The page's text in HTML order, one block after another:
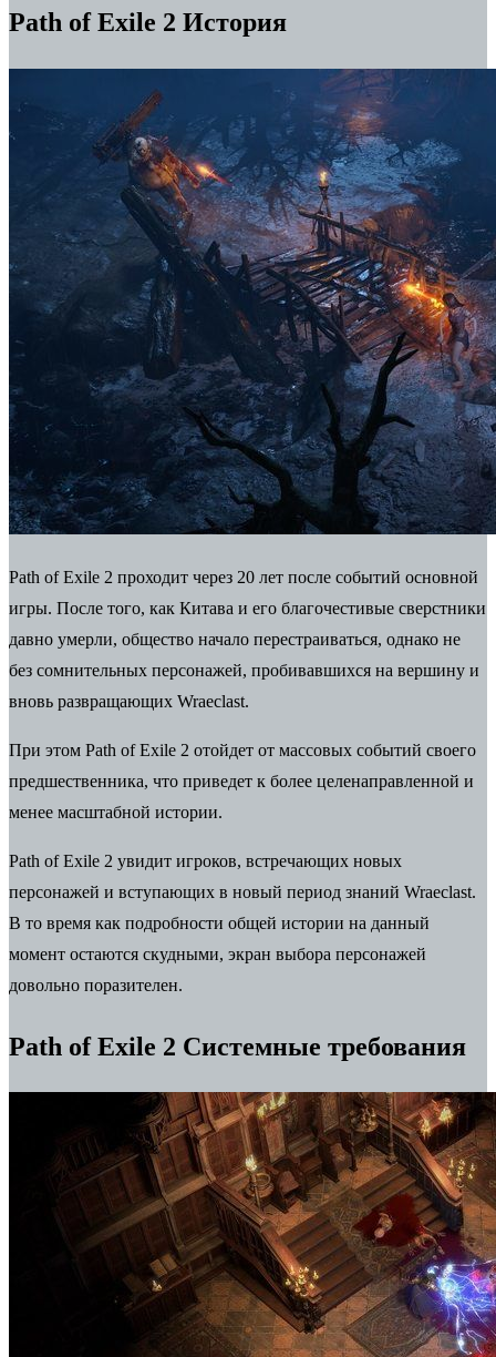
Path of Exile 2 История
Path of Exile 2 проходит через 20 лет после событий основной
игры. После того, как Китава и его благочестивые сверстники
давно умерли, общество начало перестраиваться, однако не
без сомнительных персонажей, пробивавшихся на вершину и
вновь развращающих Wraeclast.
При этом Path of Exile 2 отойдет от массовых событий своего
предшественника, что приведет к более целенаправленной и
менее масштабной истории.
Path of Exile 2 увидит игроков, встречающих новых
персонажей и вступающих в новый период знаний Wraeclast.
В то время как подробности общей истории на данный
момент остаются скудными, экран выбора персонажей
довольно поразителен.
Path of Exile 2 Системные требования